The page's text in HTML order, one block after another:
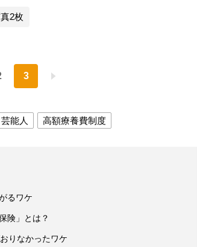
2枚
3
芸能人 高額療養費制度
るワケ
険」とは？
りなかったワケ